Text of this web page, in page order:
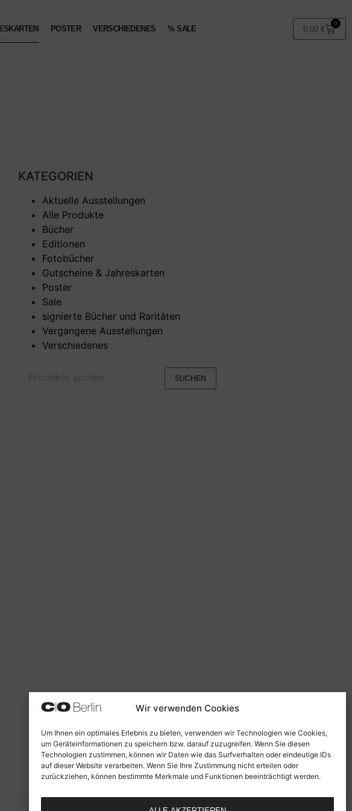
Wir verwenden Cookies
Um Ihnen ein optimales Erlebnis zu bieten, verwenden wir Technologien wie Cookies,
um Geräteinformationen zu speichern bzw. darauf zuzugreifen. Wenn Sie diesen
Technologien zustimmen, können wir Daten wie das Surfverhalten oder eindeutige IDs
auf dieser Website verarbeiten. Wenn Sie Ihre Zustimmung nicht erteilen oder
zurückziehen, können bestimmte Merkmale und Funktionen beeinträchtigt werden.
POSTER VERSCHIEDENES % SALE 0,00 €
0
KATEGORIEN
Aktuelle Ausstellungen
Alle Produkte
Bücher
Editionen
Fotobücher
Gutscheine & Jahreskarten
Poster
Sale
signierte Bücher und Raritäten
Vergangene Ausstellungen
Verschiedenes
SUCHEN